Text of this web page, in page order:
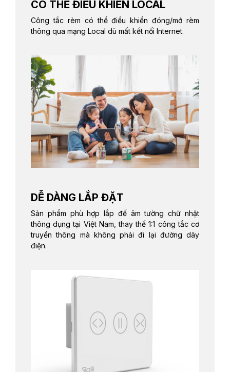
CÓ THỂ ĐIỀU KHIỂN LOCAL
Công tắc rèm có thể điều khiển đóng/mở rèm
thông qua mạng Local dù mất kết nối Internet.
DỄ DÀNG LẮP ĐẶT
Sản phẩm phù hợp lắp đế âm tường chữ nhật
thông dụng tại Việt Nam, thay thế 1:1 công tắc cơ
truyền thông mà không phải đi lại đường dây
điện.